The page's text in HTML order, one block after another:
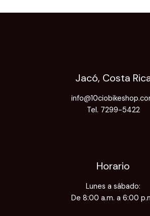
Jacó, Costa
Tel. 7299-5422
Horario
Lunes a sábado:
De 8:00 a.m. a 6:00